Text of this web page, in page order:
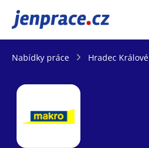
JenPráce.cz
Nabídky práce Hradec Králové